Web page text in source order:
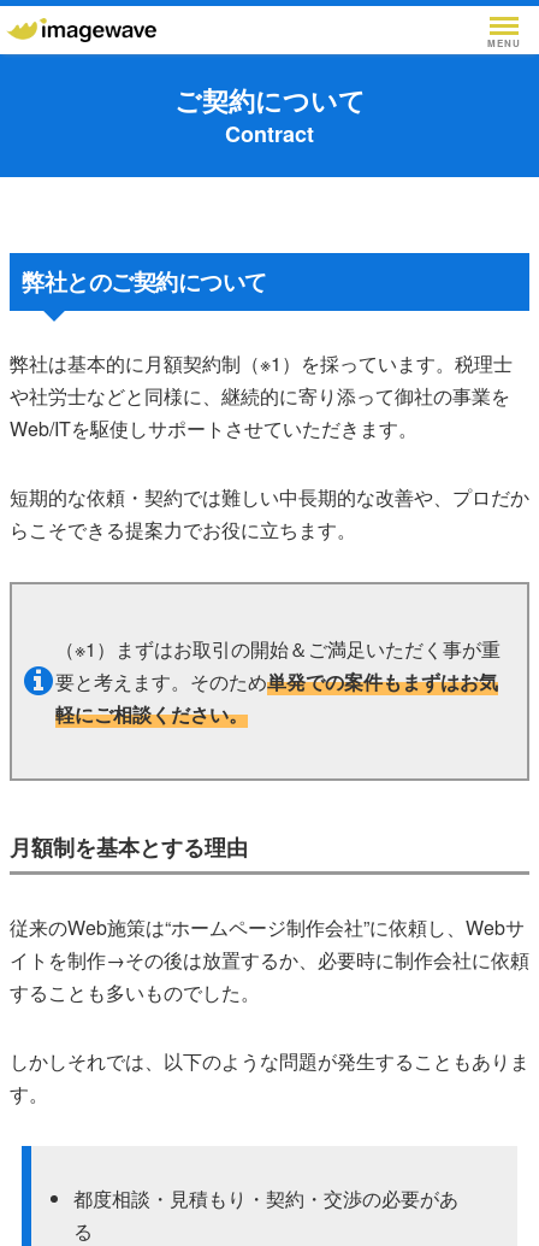
MENU
事業内容 Works
お問い合せ
ご契約について
Contract
弊社とのご契約について
弊社は基本的に月額契約制（※1）を採っています。税理士
や社労士などと同様に、継続的に寄り添って御社の事業を
Web/ITを駆使しサポートさせていただきます。
短期的な依頼・契約では難しい中長期的な改善や、プロだか
らこそできる提案力でお役に立ちます。
（※1）まずはお取引の開始＆ご満足いただく事が重
要と考えます。そのため単発での案件もまずはお気
軽にご相談ください。
月額制を基本とする理由
従来のWeb施策は“ホームページ制作会社”に依頼し、Webサ
イトを制作→その後は放置するか、必要時に制作会社に依頼
することも多いものでした。
しかしそれでは、以下のような問題が発生することもありま
す。
都度相談・見積もり・契約・交渉の必要があ
る